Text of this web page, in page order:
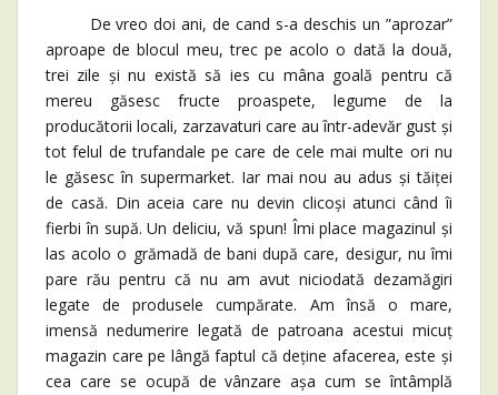
De vreo doi ani, de cand s-a deschis un ”aprozar”
aproape de blocul meu, trec pe acolo o dată la două,
trei zile și nu există să ies cu mâna goală pentru că
mereu găsesc fructe proaspete, legume de la
producătorii locali, zarzavaturi care au într-adevăr gust și
tot felul de trufandale pe care de cele mai multe ori nu
le găsesc în supermarket. Iar mai nou au adus și tăiței
de casă. Din aceia care nu devin clicoși atunci când îi
fierbi în supă. Un deliciu, vă spun! Îmi place magazinul și
las acolo o grămadă de bani după care, desigur, nu îmi
pare rău pentru că nu am avut niciodată dezamăgiri
legate de produsele cumpărate. Am însă o mare,
imensă nedumerire legată de patroana acestui micuț
magazin care pe lângă faptul că deține afacerea, este și
cea care se ocupă de vânzare așa cum se întâmplă